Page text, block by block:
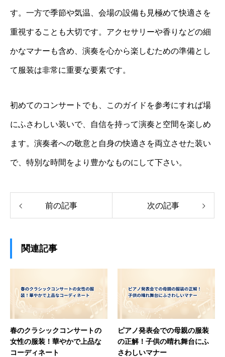
す。一方で季節や気温、会場の設備も見極めて快適さを
重視することも大切です。アクセサリーや香りなどの細
かなマナーも含め、演奏を心から楽しむための準備とし
て服装は非常に重要な要素です。
初めてのコンサートでも、このガイドを参考にすれば場
にふさわしい装いで、自信を持って演奏と空間を楽しめ
ます。演奏者への敬意と自身の快適さを両立させた装い
で、特別な時間をより豊かなものにして下さい。
前の記事 次の記事
関連記事
春のクラシックコンサートの
女性の服装！華やかで上品な
コーディネート
ピアノ発表会での母親の服装
の正解！子供の晴れ舞台にふ
さわしいマナー